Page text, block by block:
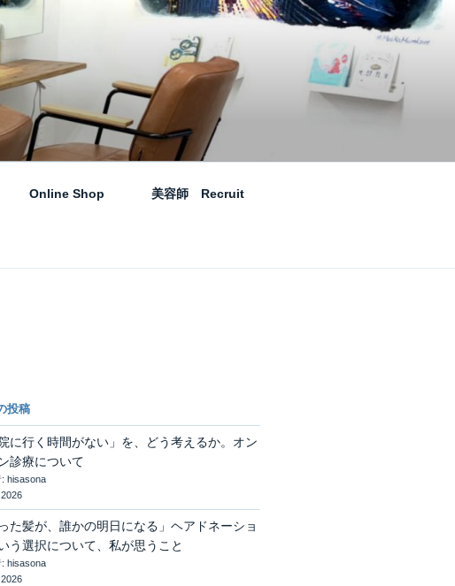
札幌琴似の美容室
テーマの美容室です。
Online Shop 美容師 Recruit
投稿
院に行く時間がない」を、どう考えるか。オン
診療について
hisasona
った髪が、誰かの明日になる」ヘアドネーショ
う選択について、私が思うこと
hisasona